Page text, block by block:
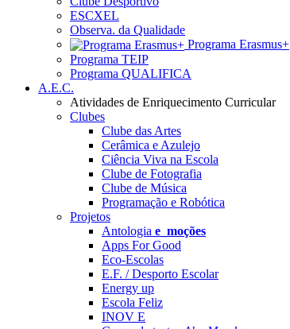
ESCXEL
Observa. da Qualidade
Programa Erasmus+
Programa TEIP
Programa QUALIFICA
A.E.C.
Atividades de Enriquecimento Curricular
Clubes
Clube das Artes
Cerâmica e Azulejo
Ciência Viva na Escola
Clube de Fotografia
Clube de Música
Programação e Robótica
Projetos
Antologia e_moções
Apps For Good
Eco-Escolas
E.F. / Desporto Escolar
Energy up
Escola Feliz
INOV E